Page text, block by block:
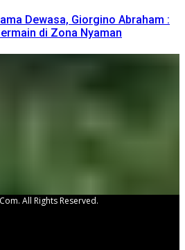
Dewasa, Giorgino Abraham :
di Zona Nyaman
All Rights Reserved.